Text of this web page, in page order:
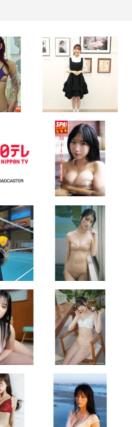
メーション